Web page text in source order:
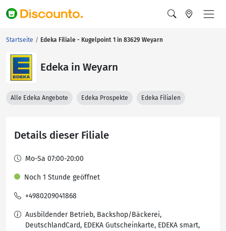
Startseite Edeka Filiale - Kugelpoint 1 in 83629 Weyarn
Edeka in Weyarn
Alle Edeka Angebote Edeka Prospekte Edeka Filialen
Details dieser Filiale
Mo-Sa 07:00-20:00
Noch 1 Stunde geöffnet
+4980209041868
Ausbildender Betrieb, Backshop/Bäckerei,
DeutschlandCard, EDEKA Gutscheinkarte, EDEKA smart,